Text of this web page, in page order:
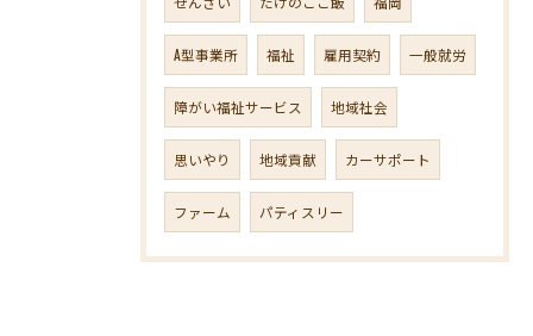
A型事業所 福祉 雇用契約 一般就労
障がい福祉サービス 地域社会
思いやり 地域貢献 カーサポート
ファーム パティスリー